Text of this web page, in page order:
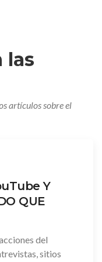
las
artículos sobre el
Y
QUE
del
sitios